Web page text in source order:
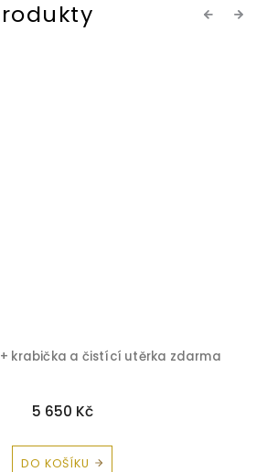
Previous
+ krabička a čistící utěrka zdarma
5 650 Kč
DO KOŠÍKU
Next